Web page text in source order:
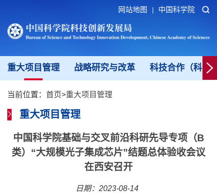
网站地图 中国科学院
重大项目管理 战略研究与改革 科技合作（科创
当前位置： 首页>重大项目管理
重大项目管理
中国科学院基础与交叉前沿科研先导专项（B
类）“大规模光子集成芯片”结题总体验收会议
在西安召开
日期：2023-08-14